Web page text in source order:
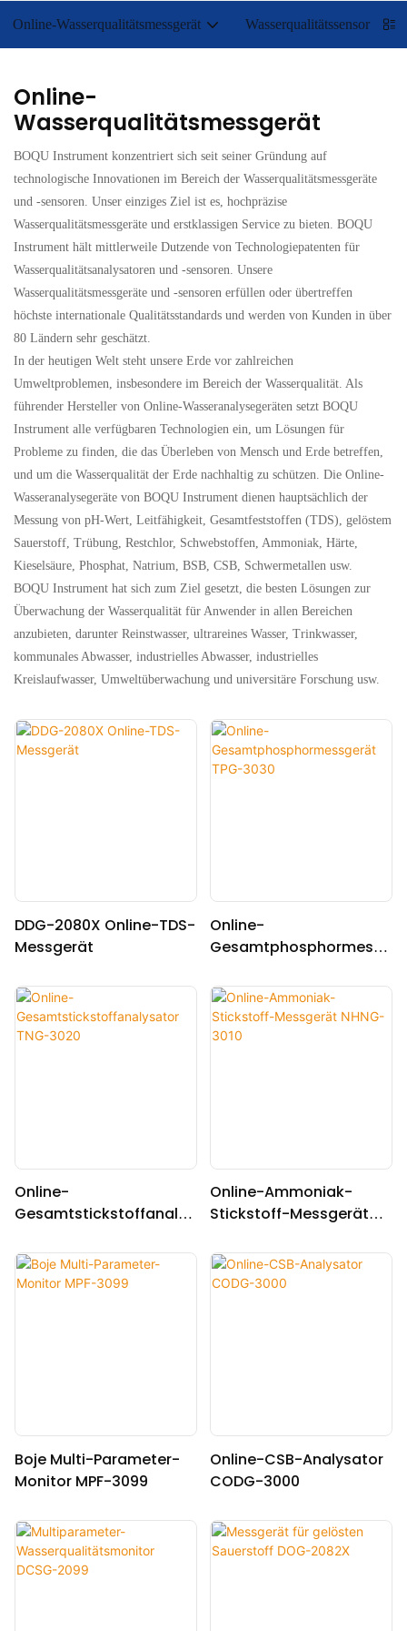
Online-Wasserqualitätsmessgerät Wasserqualitätssensor
Online-
Wasserqualitätsmessgerät
BOQU Instrument konzentriert sich seit seiner Gründung auf
technologische Innovationen im Bereich der Wasserqualitätsmessgeräte
und -sensoren. Unser einziges Ziel ist es, hochpräzise
Wasserqualitätsmessgeräte und erstklassigen Service zu bieten. BOQU
Instrument hält mittlerweile Dutzende von Technologiepatenten für
Wasserqualitätsanalysatoren und -sensoren. Unsere
Wasserqualitätsmessgeräte und -sensoren erfüllen oder übertreffen
höchste internationale Qualitätsstandards und werden von Kunden in über
80 Ländern sehr geschätzt.
In der heutigen Welt steht unsere Erde vor zahlreichen
Umweltproblemen, insbesondere im Bereich der Wasserqualität. Als
führender Hersteller von Online-Wasseranalysegeräten setzt BOQU
Instrument alle verfügbaren Technologien ein, um Lösungen für
Probleme zu finden, die das Überleben von Mensch und Erde betreffen,
und um die Wasserqualität der Erde nachhaltig zu schützen. Die Online-
Wasseranalysegeräte von BOQU Instrument dienen hauptsächlich der
Messung von pH-Wert, Leitfähigkeit, Gesamtfeststoffen (TDS), gelöstem
Sauerstoff, Trübung, Restchlor, Schwebstoffen, Ammoniak, Härte,
Kieselsäure, Phosphat, Natrium, BSB, CSB, Schwermetallen usw.
BOQU Instrument hat sich zum Ziel gesetzt, die besten Lösungen zur
Überwachung der Wasserqualität für Anwender in allen Bereichen
anzubieten, darunter Reinstwasser, ultrareines Wasser, Trinkwasser,
kommunales Abwasser, industrielles Abwasser, industrielles
Kreislaufwasser, Umweltüberwachung und universitäre Forschung usw.
DDG-2080X Online-TDS-
Messgerät
Online-
Gesamtphosphormessg
Online-
Gesamtstickstoffanalys
Online-Ammoniak-
Stickstoff-Messgerät
Boje Multi-Parameter-
Monitor MPF-3099
Online-CSB-Analysator
CODG-3000